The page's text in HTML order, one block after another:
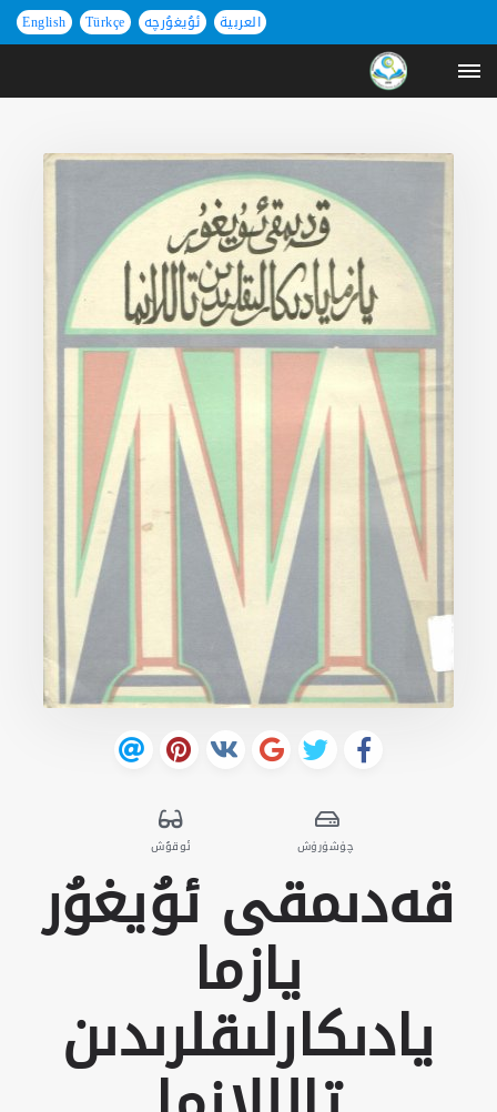
English Türkçe ئۇيغۇرچە العربية
چۈشۈرۈش ئوقۇش
قەدىمقى ئۇيغۇر
يازما
يادىكارلىقلرىدىن